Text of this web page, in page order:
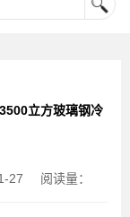
立方玻璃钢冷
27 阅读量：